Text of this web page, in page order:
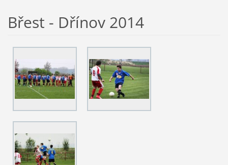
Břest - Dřínov 2014